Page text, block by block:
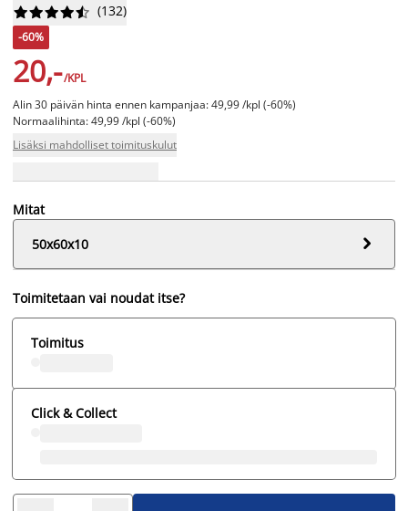





 (132)
-60%
20,-/KPL
Alin 30 päivän hinta ennen kampanjaa: 49,99 /kpl (-60%)
Normaalihinta: 49,99 /kpl (-60%)
Lisäksi mahdolliset toimituskulut
Mitat
50x60x10

Toimitetaan vai noudat itse?
Toimitus
Click & Collect